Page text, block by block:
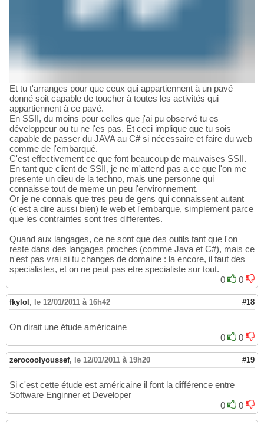
Et tu t'arranges pour que ceux qui appartiennent à un pavé
donné soit capable de toucher à toutes les activités qui
appartiennent à ce pavé.
En SSII, du moins pour celles que j'ai pu observé tu es
développeur ou tu ne l'es pas. Et ceci implique que tu sois
capable de passer du JAVA au C# si nécessaire et faire du web
comme de l'embarqué.
C'est effectivement ce que font beaucoup de mauvaises SSII.
En tant que client de SSII, je ne m'attend pas a ce que l'on me
presente un dieu de la techno, mais une personne qui
connaisse tout de meme un peu l'environnement.
Or je ne connais que tres peu de gens qui connaissent autant
(c'est a dire aussi bien) le web et l'embarque, simplement parce
que les contraintes sont tres differentes.
Quand aux langages, ce ne sont que des outils tant que l'on
reste dans des langages proches (comme Java et C#), mais ce
n'est pas vrai si tu changes de domaine : la encore, il faut des
specialistes, et on ne peut pas etre specialiste sur tout.
0
0
fkylol, le 12/01/2011 à 16h42 #18
On dirait une étude américaine
0
0
zerocoolyoussef, le 12/01/2011 à 19h20 #19
Si c'est cette étude est américaine il font la différence entre
Software Enginner et Developer
0
0